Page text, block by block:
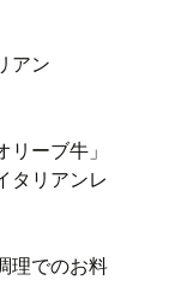
アン
ーブ牛」
タリアンレ
理でのお料